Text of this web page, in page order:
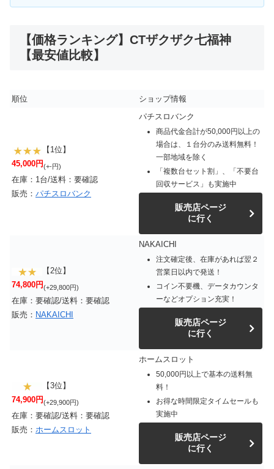
【価格ランキング】CTザクザク七福神
【最安値比較】
順位 ショップ情報
【1位】
45,000円(+-円)
在庫：1台/送料：要確認
販売： パチスロバンク
パチスロバンク
商品代金合計が50,000円以上の
場合は、１台分のみ送料無料！
一部地域を除く
「複数台セット割」、「不要台
回収サービス」も実施中
販売店ページ
に行く
【2位】
74,800円(+29,800円)
在庫：要確認/送料：要確認
販売： NAKAICHI
NAKAICHI
注文確定後、在庫があれば翌２
営業日以内で発送！
コイン不要機、データカウンタ
ーなどオプション充実！
販売店ページ
に行く
【3位】
74,900円(+29,900円)
在庫：要確認/送料：要確認
販売： ホームスロット
ホームスロット
50,000円以上で基本の送料無
料！
お得な時間限定タイムセールも
実施中
販売店ページ
に行く